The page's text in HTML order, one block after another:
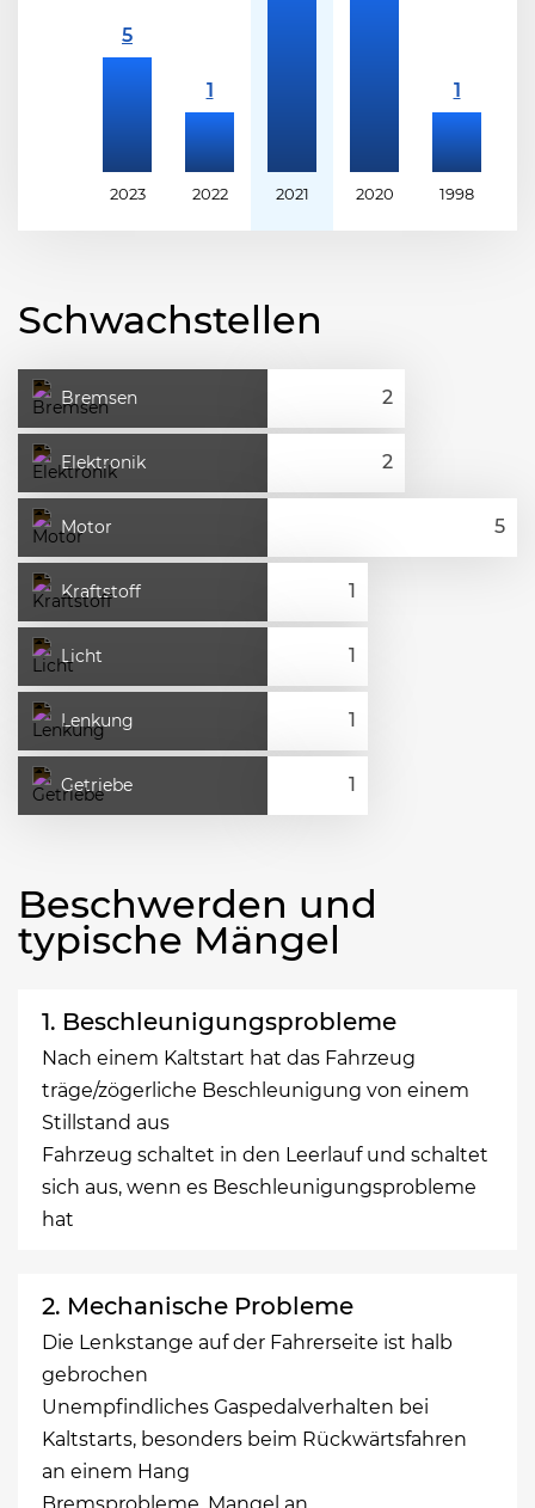
2023 2022 2021 2020 1998
Schwachstellen
Bremsen
Elektronik
Motor
Kraftstoff
Licht
Lenkung
Getriebe
Beschwerden und
typische Mängel
1. Beschleunigungsprobleme
Nach einem Kaltstart hat das Fahrzeug
träge/zögerliche Beschleunigung von einem
Stillstand aus
Fahrzeug schaltet in den Leerlauf und schaltet
sich aus, wenn es Beschleunigungsprobleme
hat
2. Mechanische Probleme
Die Lenkstange auf der Fahrerseite ist halb
gebrochen
Unempfindliches Gaspedalverhalten bei
Kaltstarts, besonders beim Rückwärtsfahren
an einem Hang
Bremsprobleme, Mangel an